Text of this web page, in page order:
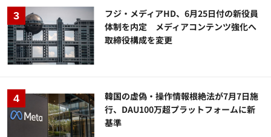
フジ・メディアHD、6月25日付の新役員
体制を内定 メディアコンテンツ強化へ
取締役構成を変更
韓国の虚偽・操作情報根絶法が7月7日施
行、DAU100万超プラットフォームに新
基準